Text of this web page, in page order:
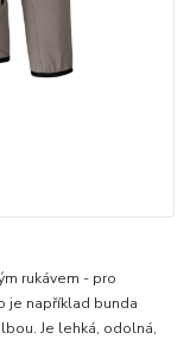
rukávem - pro
je například bunda
Je lehká, odolná,